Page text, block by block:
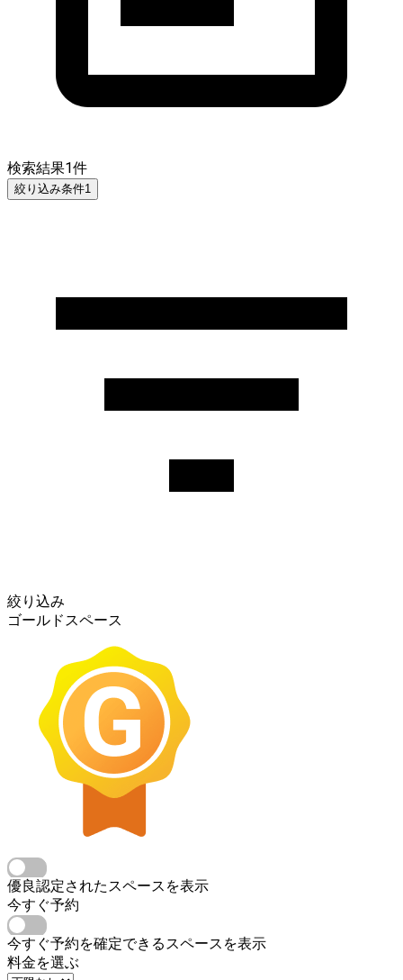
検索結果1件
絞り込み条件1
絞り込み
ゴールドスペース
優良認定されたスペースを表示
今すぐ予約
今すぐ予約を確定できるスペースを表示
料金を選ぶ